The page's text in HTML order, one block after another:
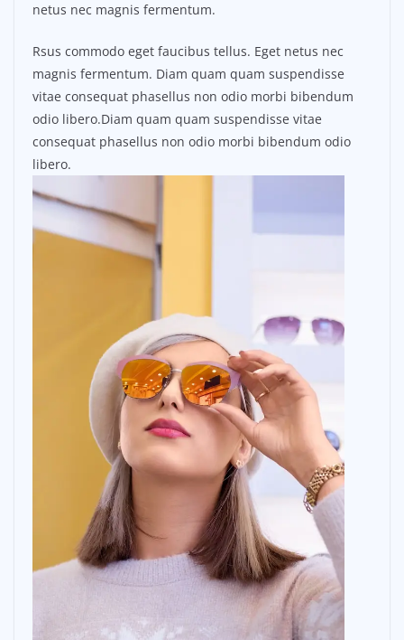
netus nec magnis fermentum.
Rsus commodo eget faucibus tellus. Eget netus nec
magnis fermentum. Diam quam quam suspendisse
vitae consequat phasellus non odio morbi bibendum
odio libero.Diam quam quam suspendisse vitae
consequat phasellus non odio morbi bibendum odio
libero.